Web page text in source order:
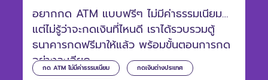
กด ATM ไม่มีค่าธรรมเนียม กดเงินต่างประเทศ
อยากกด ATM แบบฟรีๆ ไม่มีค่าธรรมเนียม
แต่ไม่รู้ว่าจะกดเงินที่ไหนดี เราได้รวบรวมตู้
ธนาคารกดฟรีมาให้แล้ว พร้อมขั้นตอนการกด
อย่างละเอียด